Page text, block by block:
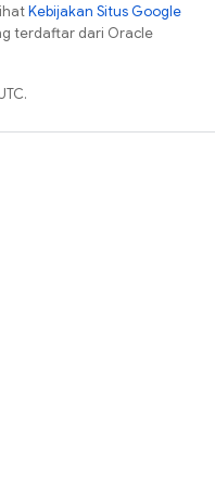
Kebijakan Situs Google
terdaftar dari Oracle